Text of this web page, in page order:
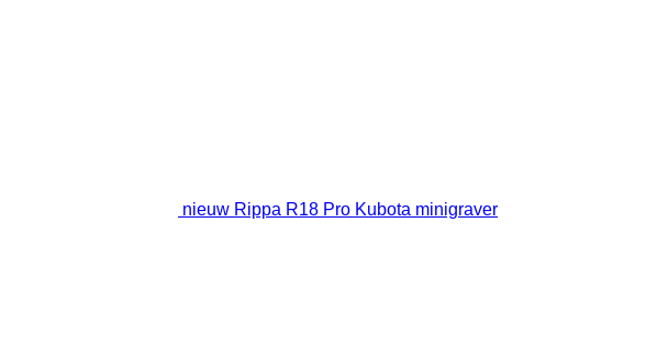
nieuw Rippa R18 Pro Kubota minigraver